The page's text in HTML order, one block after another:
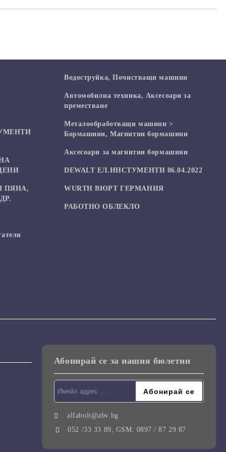
ПЯНА,
Водоструйка, Почистващи машини
Автомобилна техника, Аксесоари за
преместване
Mеталообработващи машини >
Бормашини, Магнитни бормашини
Аксесоари за магнитни бормашини
DEWALT ЕЛ.ИНСТУМЕНТИ 06.04.2022
WURTH ВЮРТ ГЕРМАНИЯ
РАБОТНО ОБЛЕКЛО
Абонирай се за нашия бюлетин
alfabolt@abv.bg
052 /33 33 89, GSM: 0897 / 87 29 87